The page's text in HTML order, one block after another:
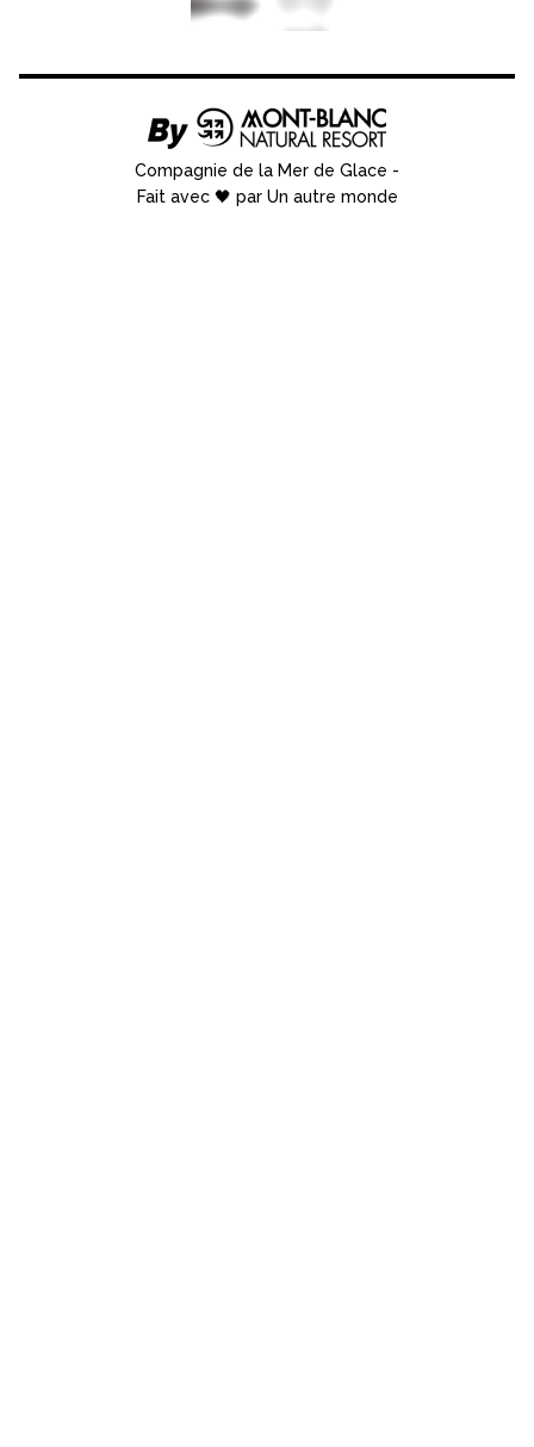
Compagnie de la Mer de Glace -
Fait avec 🖤 par Un autre monde